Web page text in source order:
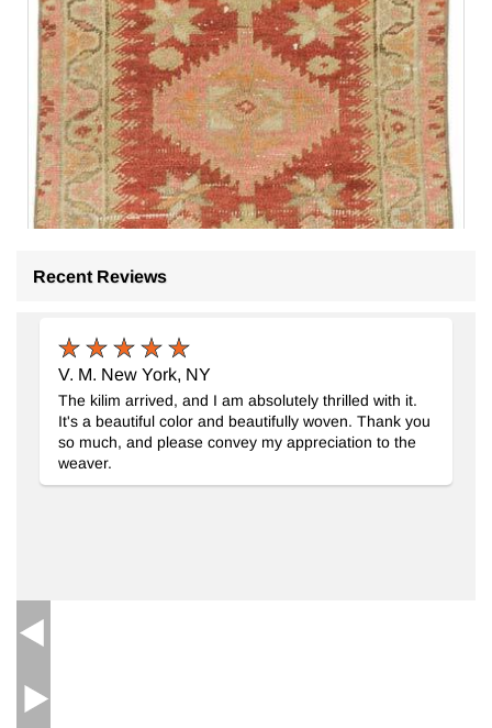
Recent Reviews
V. M. New York, NY
The kilim arrived, and I am absolutely thrilled with it.
It's a beautiful color and beautifully woven. Thank you
so much, and please convey my appreciation to the
weaver.